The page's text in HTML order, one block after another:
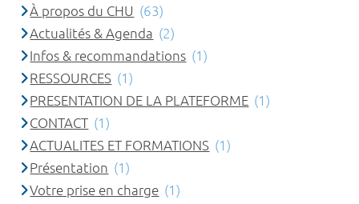
À propos du CHU (63)
Actualités & Agenda (2)
Infos & recommandations (1)
RESSOURCES (1)
PRESENTATION DE LA PLATEFORME (1)
CONTACT (1)
ACTUALITES ET FORMATIONS (1)
Présentation (1)
Votre prise en charge (1)